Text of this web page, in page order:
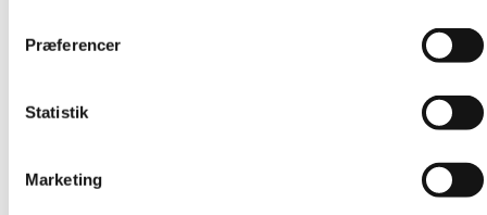
Præferencer
Statistik
Marketing
marts 2014
september 2013
maj 2013